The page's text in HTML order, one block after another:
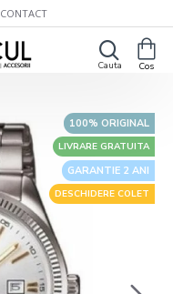
CONTACT
GARANTIE 2 ANI
100% ORIGINAL
LIVRARE GRATUITA
DESCHIDERE COLET